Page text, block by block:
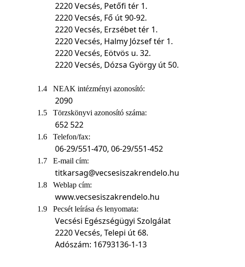
2220 Vecsés, Petőfi tér 1.
2220 Vecsés, Fő út 90-92.
2220 Vecsés, Erzsébet tér 1.
2220 Vecsés, Halmy József tér 1.
2220 Vecsés, Eötvös u. 32.
2220 Vecsés, Dózsa György út 50.
1.4 NEAK intézményi azonosító:
2090
1.5 Törzskönyvi azonosító száma:
652 522
1.6 Telefon/fax:
06-29/551-470, 06-29/551-452
1.7 E-mail cím:
titkarsag@vecsesiszakrendelo.hu
1.8 Weblap cím:
www.vecsesiszakrendelo.hu
1.9 Pecsét leírása és lenyomata:
Vecsési Egészségügyi Szolgálat
2220 Vecsés, Telepi út 68.
Adószám: 16793136-1-13